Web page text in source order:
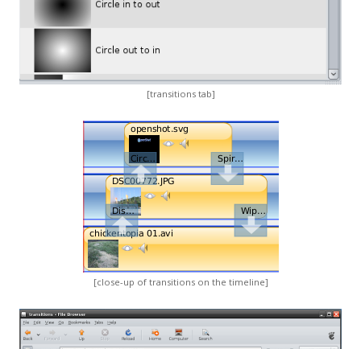
[transitions tab]
[close-up of transitions on the timeline]